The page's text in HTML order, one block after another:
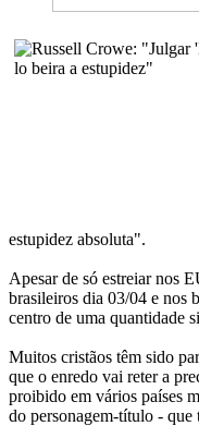
estupidez absoluta".
Apesar de só estreiar nos
brasileiros dia 03/04 e
centro de uma quantidade
Muitos cristãos têm sido
que o enredo vai reter a
proibido em vários países
do personagem-título -